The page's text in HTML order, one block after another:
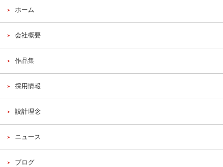
ホーム
会社概要
作品集
採用情報
設計理念
ニュース
ブログ